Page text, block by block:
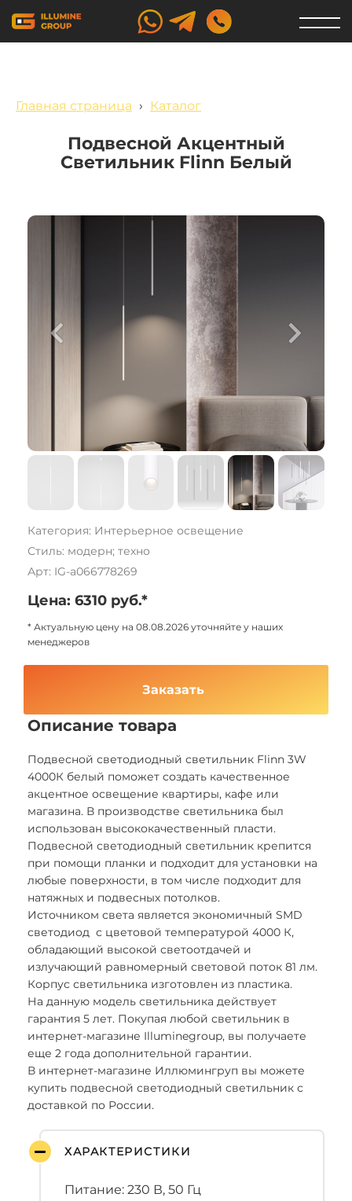
Главная страница › Каталог
Подвесной Акцентный
Светильник Flinn Белый
Категория: Интерьерное освещение
Стиль: модерн; техно
Арт: IG-a066778269
Цена: 6310 руб.*
* Актуальную цену на 08.08.2026 уточняйте у наших
менеджеров
Заказать
Описание товара
Подвесной светодиодный светильник Flinn 3W
4000К белый поможет создать качественное
акцентное освещение квартиры, кафе или
магазина. В производстве светильника был
использован высококачественный пласти.
Подвесной светодиодный светильник крепится
при помощи планки и подходит для установки на
любые поверхности, в том числе подходит для
натяжных и подвесных потолков.
Источником света является экономичный SMD
светодиод с цветовой температурой 4000 К,
обладающий высокой светоотдачей и
излучающий равномерный световой поток 81 лм.
Корпус светильника изготовлен из пластика.
На данную модель светильника действует
гарантия 5 лет. Покупая любой светильник в
интернет-магазине Illuminegroup, вы получаете
еще 2 года дополнительной гарантии.
В интернет-магазине Иллюмингруп вы можете
купить подвесной светодиодный светильник с
доставкой по России.
ХАРАКТЕРИСТИКИ
Питание: 230 В, 50 Гц